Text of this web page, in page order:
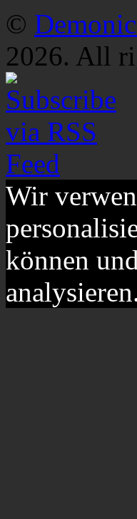
©
2026. All
Wir
können